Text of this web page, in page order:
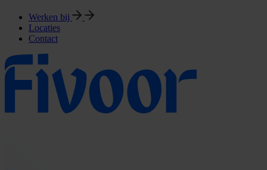
Werken bij
Locaties
Contact